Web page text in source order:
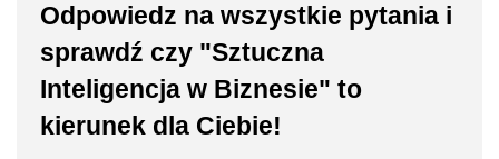
Odpowiedz na wszystkie pytania i
sprawdź czy "Sztuczna
Inteligencja w Biznesie" to
kierunek dla Ciebie!